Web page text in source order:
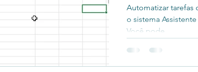
Automatizar tarefas
o sistema
Você pode...